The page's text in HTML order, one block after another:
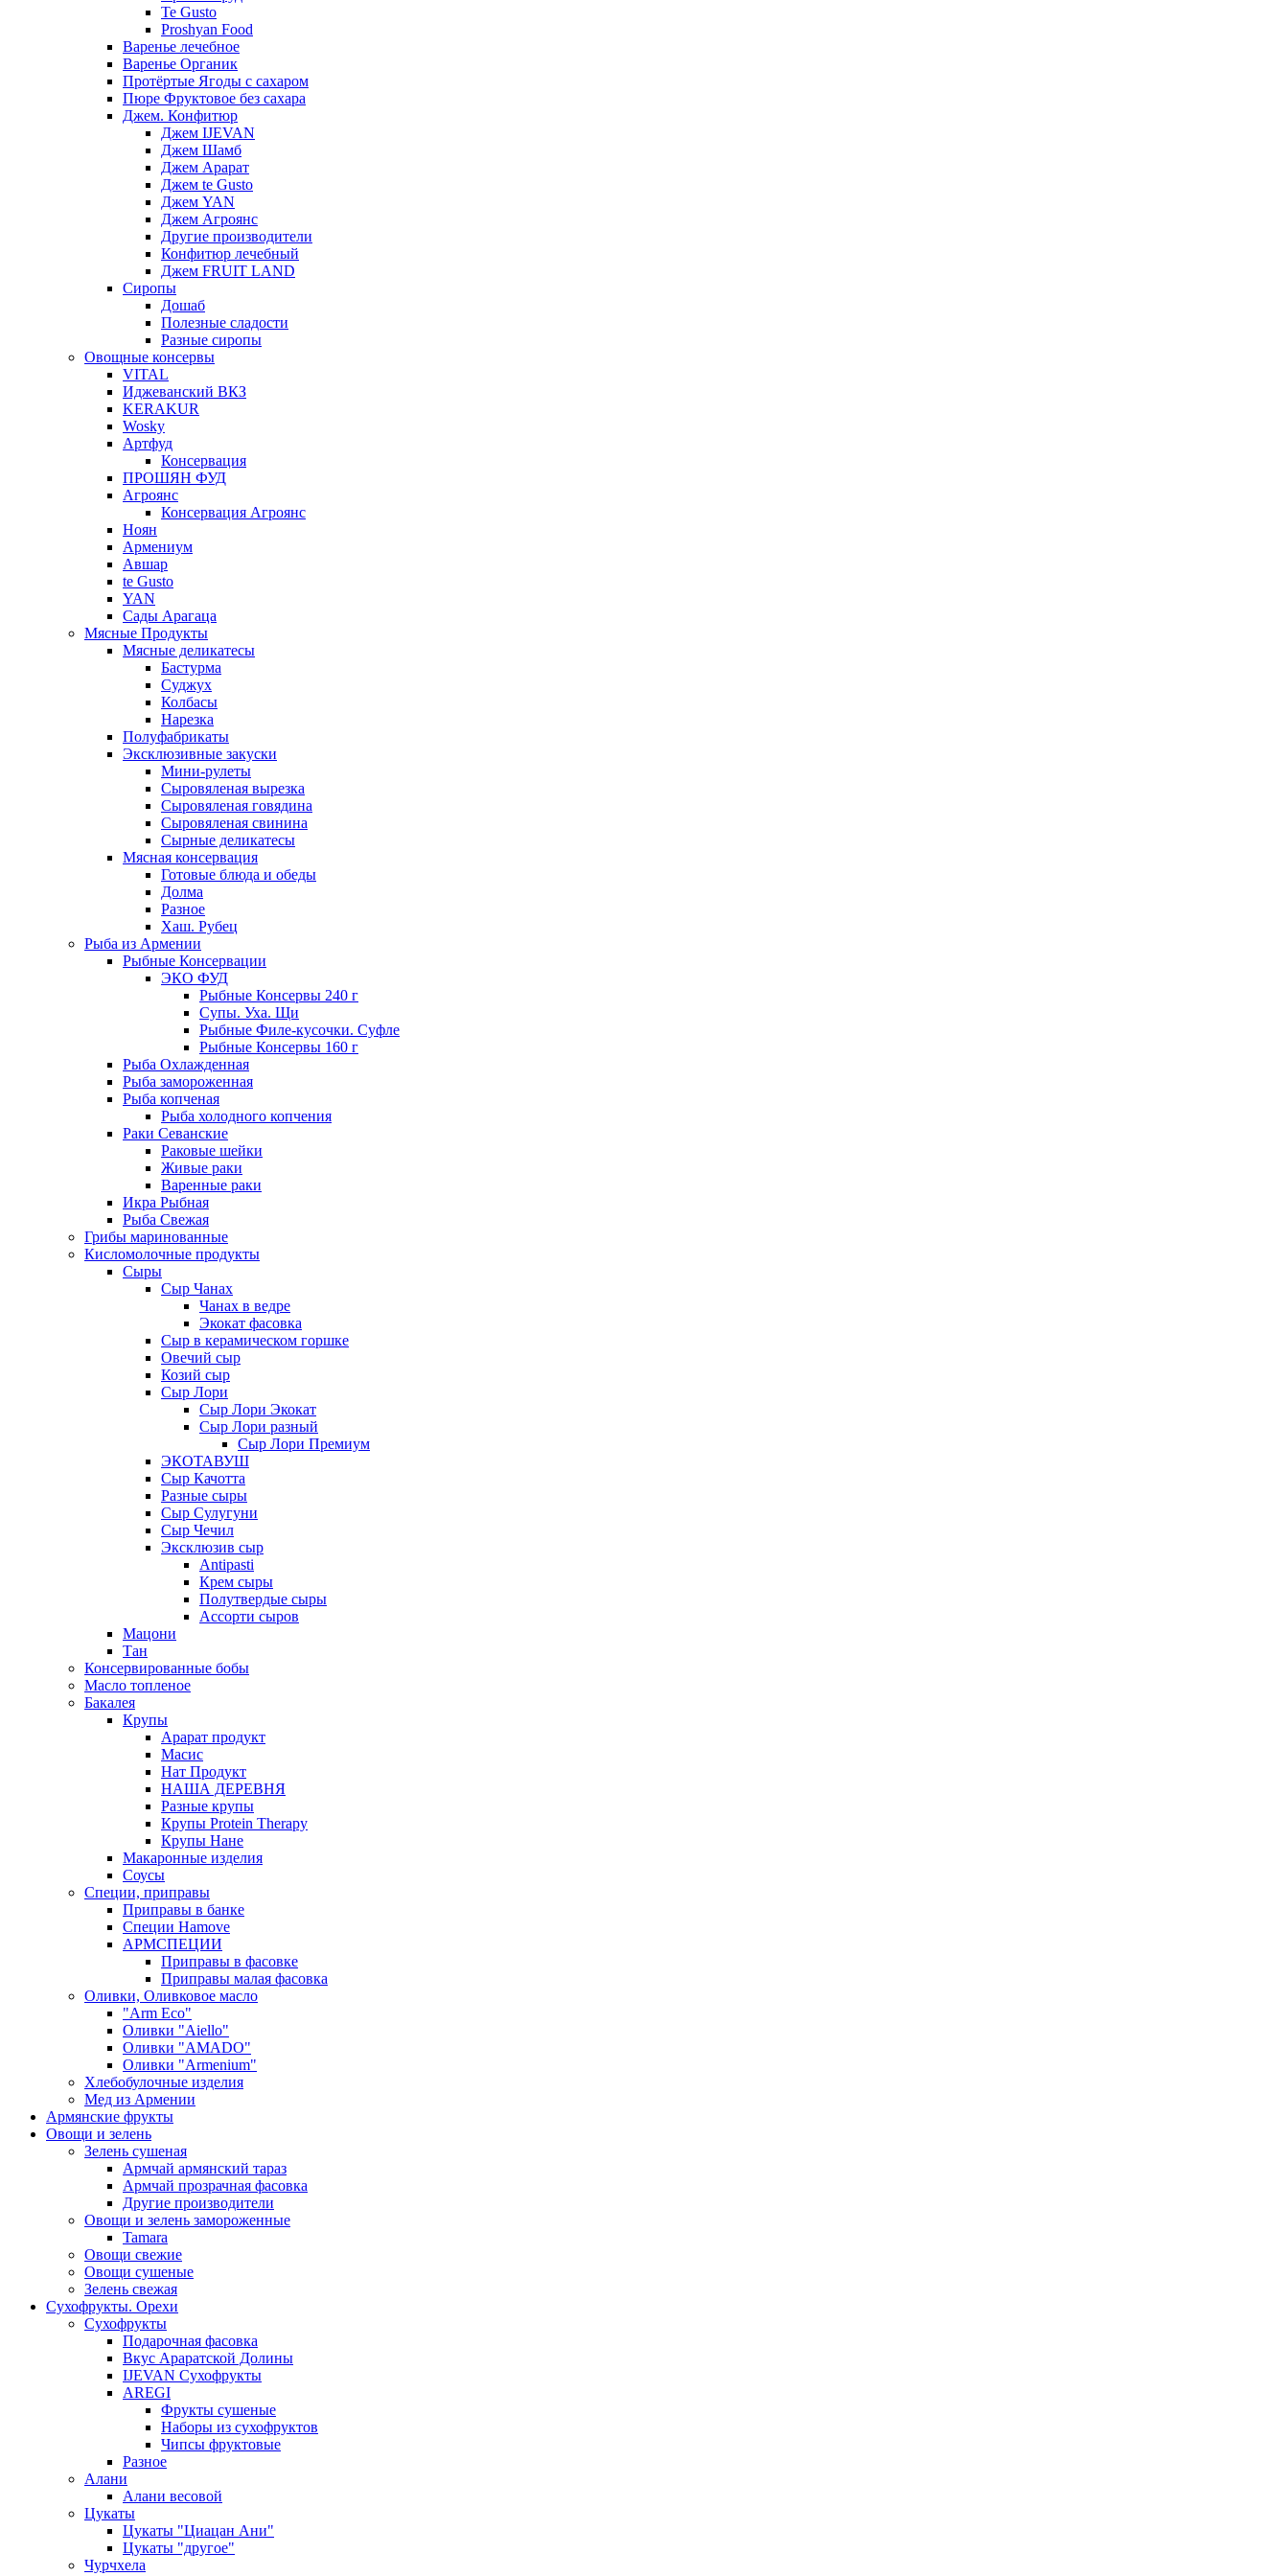
Te Gusto
Proshyan Food
Варенье лечебное
Варенье Органик
Протёртые Ягоды с сахаром
Пюре Фруктовое без сахара
Джем. Конфитюр
Джем IJEVAN
Джем Шамб
Джем Арарат
Джем te Gusto
Джем YAN
Джем Агроянс
Другие производители
Конфитюр лечебный
Джем FRUIT LAND
Сиропы
Дошаб
Полезные сладости
Разные сиропы
Овощные консервы
VITAL
Иджеванский ВКЗ
KERAKUR
Wosky
Артфуд
Консервация
ПРОШЯН ФУД
Агроянс
Консервация Агроянс
Ноян
Армениум
Авшар
te Gusto
YAN
Сады Арагаца
Мясные Продукты
Мясные деликатесы
Бастурма
Суджух
Колбасы
Нарезка
Полуфабрикаты
Эксклюзивные закуски
Мини-рулеты
Сыровяленая вырезка
Сыровяленая говядина
Сыровяленая свинина
Сырные деликатесы
Мясная консервация
Готовые блюда и обеды
Долма
Разное
Хаш. Рубец
Рыба из Армении
Рыбные Консервации
ЭКО ФУД
Рыбные Консервы 240 г
Супы. Уха. Щи
Рыбные Филе-кусочки. Суфле
Рыбные Консервы 160 г
Рыба Охлажденная
Рыба замороженная
Рыба копченая
Рыба холодного копчения
Раки Севанские
Раковые шейки
Живые раки
Варенные раки
Икра Рыбная
Рыба Свежая
Грибы маринованные
Кисломолочные продукты
Сыры
Сыр Чанах
Чанах в ведре
Экокат фасовка
Сыр в керамическом горшке
Овечий сыр
Козий сыр
Сыр Лори
Сыр Лори Экокат
Сыр Лори разный
Сыр Лори Премиум
ЭКОТАВУШ
Сыр Качотта
Разные сыры
Сыр Сулугуни
Сыр Чечил
Эксклюзив сыр
Antipasti
Крем сыры
Полутвердые сыры
Ассорти сыров
Мацони
Тан
Консервированные бобы
Масло топленое
Бакалея
Крупы
Арарат продукт
Масис
Нат Продукт
НАША ДЕРЕВНЯ
Разные крупы
Крупы Protein Therapy
Крупы Нане
Макаронные изделия
Соусы
Специи, приправы
Приправы в банке
Специи Hamove
АРМСПЕЦИИ
Приправы в фасовке
Приправы малая фасовка
Оливки, Оливковое масло
"Arm Eco"
Оливки "Aiello"
Оливки "AMADO"
Оливки "Armenium"
Хлебобулочные изделия
Мед из Армении
Армянские фрукты
Овощи и зелень
Зелень сушеная
Армчай армянский тараз
Армчай прозрачная фасовка
Другие производители
Овощи и зелень замороженные
Tamara
Овощи свежие
Овощи сушеные
Зелень свежая
Сухофрукты. Орехи
Сухофрукты
Подарочная фасовка
Вкус Араратской Долины
IJEVAN Сухофрукты
AREGI
Фрукты сушеные
Наборы из сухофруктов
Чипсы фруктовые
Разное
Алани
Алани весовой
Цукаты
Цукаты "Циацан Ани"
Цукаты "другое"
Чурчхела